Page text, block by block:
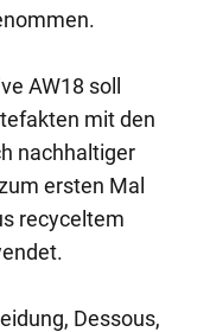
AW18 soll
mit den
nachhaltiger
ersten Mal
recyceltem
Dessous,